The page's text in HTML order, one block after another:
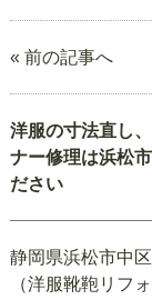
« 前の記事へ
洋服の寸法直し
ナー修理は浜松
ださい
静岡県浜松市中
（洋服靴鞄リフ